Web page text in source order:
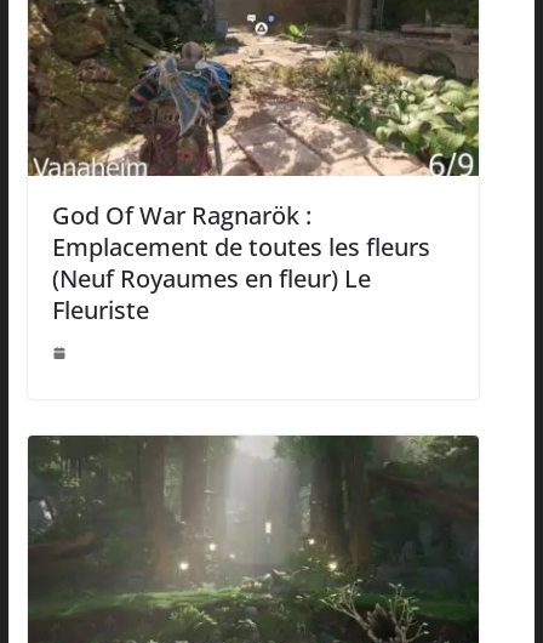
God Of War Ragnarök :
Emplacement de toutes les fleurs
(Neuf Royaumes en fleur) Le
Fleuriste